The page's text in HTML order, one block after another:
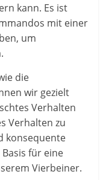
kann. Es ist
mit einer
um
die
wir gezielt
Verhalten
Verhalten zu
konsequente
für eine
Vierbeiner.